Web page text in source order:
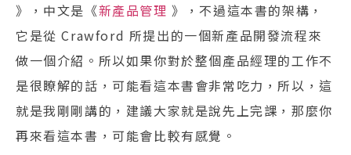
》，中文是《新產品管理 》，不過這本書的架構，
它是從‌‌ Crawford 所提出的一個新產品開發流程‌‌來
做一個介紹。所以如果你對於整個產品經理的工作不
是很瞭解的話，可能看這本書會非常吃力，所以，這
就是我剛剛講的，建議大家就是說先上完課，‌‌那麼你
再來看這本書，可能會比較有感覺。‌‌